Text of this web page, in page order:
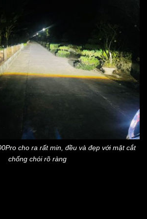
cho ra rất min, đều và đẹp với mặt cắt
chống chói rõ ràng